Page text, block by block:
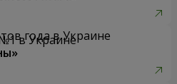
года в Украине